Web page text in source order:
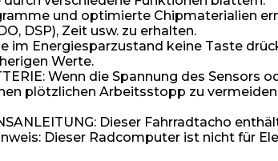
und optimierte Chipmaterialien
DSP), Zeit usw. zu erhalten.
im Energiesparzustand keine Taste
Werte.
Wenn die Spannung des Sensors
plötzlichen Arbeitsstopp zu
Dieser Fahrradtacho
Dieser Radcomputer ist nicht für